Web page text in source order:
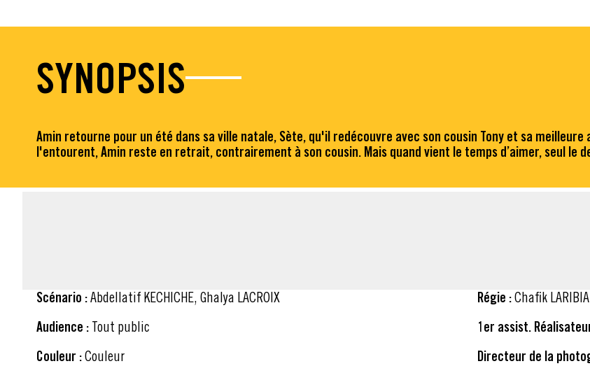
SYNOPSIS
Amin retourne pour un été dans sa ville natale, Sète, qu'il redécouvre avec son cousin Tony et sa
l'entourent, Amin reste en retrait, contrairement à son cousin. Mais quand vient le temps d’aimer, seul le
Scénario :Abdellatif KECHICHE, Ghalya LACROIX
Audience : Tout public
Couleur :Couleur
Régie :Chafik LARIBIA
1er assist.
Directeur de la